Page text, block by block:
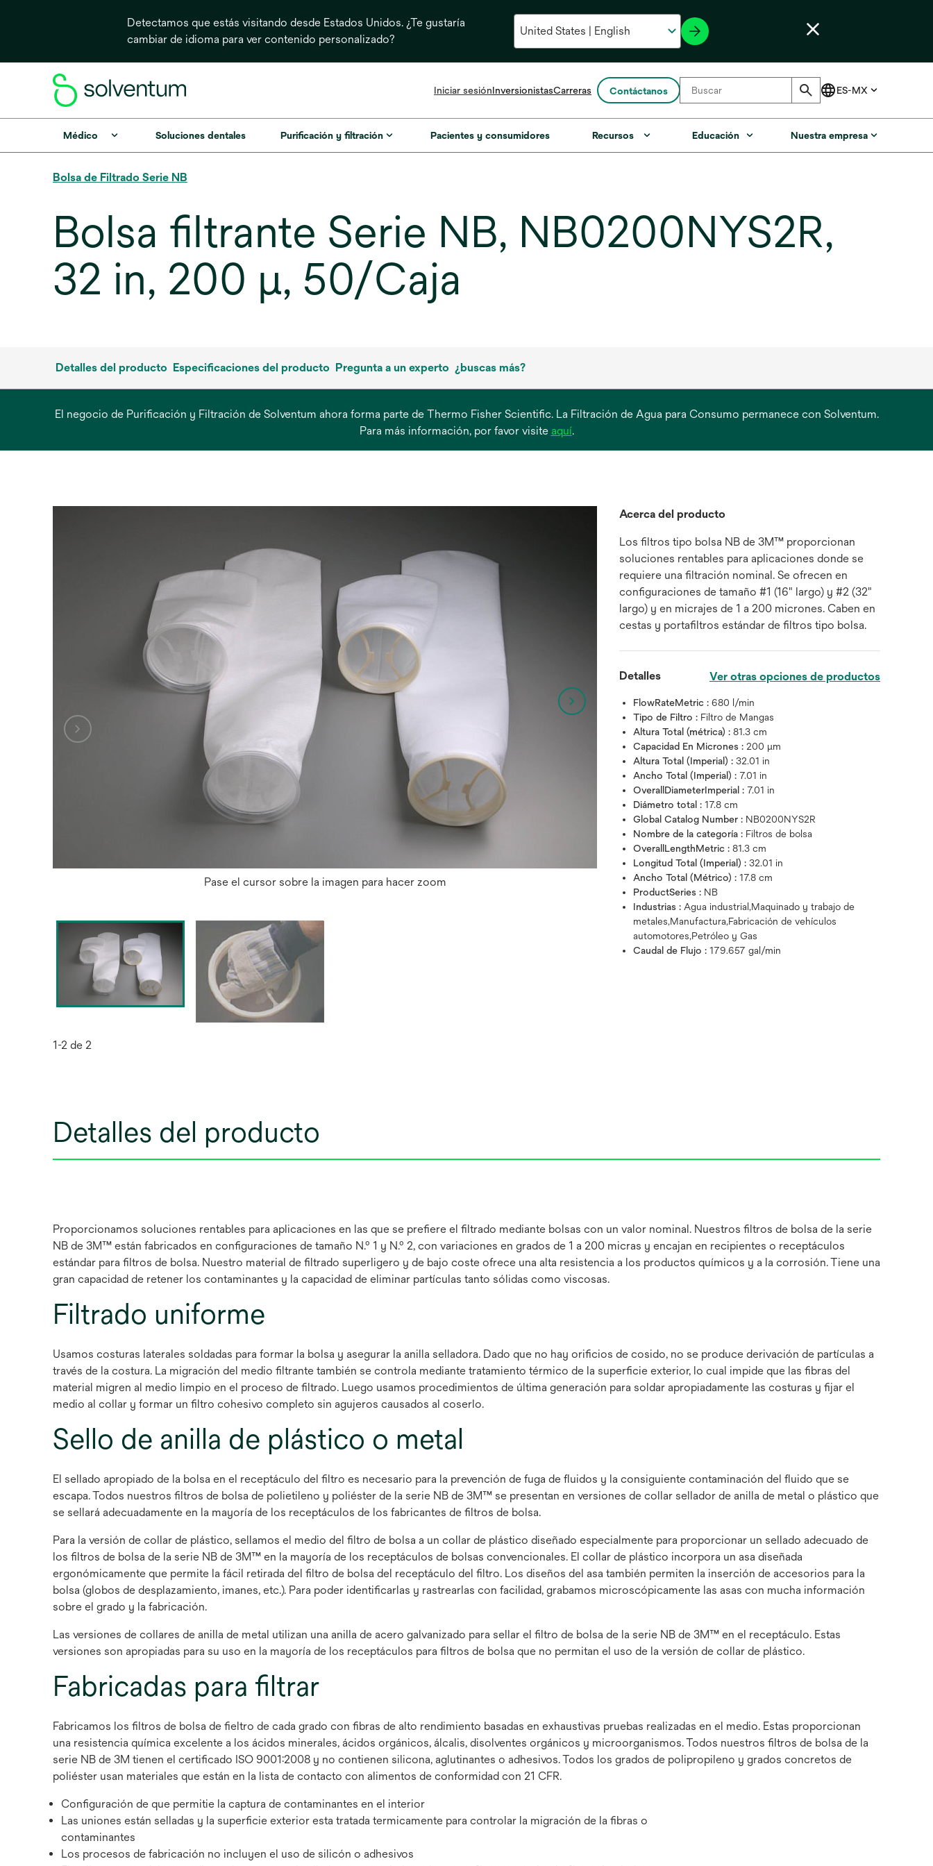
Detectamos que estás visitando desde Estados Unidos. ¿Te gustaría
cambiar de idioma para ver contenido personalizado?
Iniciar sesiónInversionistasse
en
Carreras Contáctanos
Médico Soluciones dentales Purificación y filtración Pacientes y consumidores Recursos Educación Nuestra empresa
Bolsa de Filtrado Serie NB
Bolsa filtrante Serie NB, NB0200NYS2R,
32 in, 200 μ, 50/Caja
Detalles del producto Especificaciones del producto Pregunta a un experto ¿buscas más?
El negocio de Purificación y Filtración de Solventum ahora forma parte de Thermo Fisher Scientific. La Filtración de Agua para Consumo permanece con Solventum.
Para más información, por favor visite aquíse
.
Pase el cursor sobre la imagen para hacer zoom Pase el cursor sobre la imagen para
1-2 de 2
Acerca del producto
Los filtros tipo bolsa NB de 3M™ proporcionan
soluciones rentables para aplicaciones donde se
requiere una filtración nominal. Se ofrecen en
configuraciones de tamaño #1 (16" largo) y #2 (32"
largo) y en micrajes de 1 a 200 micrones. Caben en
cestas y portafiltros estándar de filtros tipo bolsa.
Detalles Ver otras opciones de productos
FlowRateMetric :680 l/min
Tipo de Filtro : Filtro de Mangas
Altura Total (métrica) :81.3 cm
Capacidad En Micrones :200 μm
Altura Total (Imperial) :32.01 in
Ancho Total (Imperial) : 7.01 in
OverallDiameterImperial : 7.01 in
Diámetro total :17.8 cm
Global Catalog Number : NB0200NYS2R
Nombre de la categoría : Filtros de bolsa
OverallLengthMetric :81.3 cm
Longitud Total (Imperial) :32.01 in
Ancho Total (Métrico) :17.8 cm
ProductSeries : NB
Industrias : Agua industrial,Maquinado y trabajo de
metales,Manufactura,Fabricación de vehículos
automotores,Petróleo y Gas
Caudal de Flujo :179.657 gal/min
Detalles del producto
Proporcionamos soluciones rentables para aplicaciones en las que se prefiere el filtrado mediante bolsas con un valor nominal. Nuestros filtros de bolsa de la serie
NB de 3M™ están fabricados en configuraciones de tamaño N.º 1 y N.º 2, con variaciones en grados de 1 a 200 micras y encajan en recipientes o receptáculos
estándar para filtros de bolsa. Nuestro material de filtrado superligero y de bajo coste ofrece una alta resistencia a los productos químicos y a la corrosión. Tiene una
gran capacidad de retener los contaminantes y la capacidad de eliminar partículas tanto sólidas como viscosas.
Filtrado uniforme
Usamos costuras laterales soldadas para formar la bolsa y asegurar la anilla selladora. Dado que no hay orificios de cosido, no se produce derivación de partículas a
través de la costura. La migración del medio filtrante también se controla mediante tratamiento térmico de la superficie exterior, lo cual impide que las fibras del
material migren al medio limpio en el proceso de filtrado. Luego usamos procedimientos de última generación para soldar apropiadamente las costuras y fijar el
medio al collar y formar un filtro cohesivo completo sin agujeros causados al coserlo.
Sello de anilla de plástico o metal
El sellado apropiado de la bolsa en el receptáculo del filtro es necesario para la prevención de fuga de fluidos y la consiguiente contaminación del fluido que se
escapa. Todos nuestros filtros de bolsa de polietileno y poliéster de la serie NB de 3M™ se presentan en versiones de collar sellador de anilla de metal o plástico que
se sellará adecuadamente en la mayoría de los receptáculos de los fabricantes de filtros de bolsa.
Para la versión de collar de plástico, sellamos el medio del filtro de bolsa a un collar de plástico diseñado especialmente para proporcionar un sellado adecuado de
los filtros de bolsa de la serie NB de 3M™ en la mayoría de los receptáculos de bolsas convencionales. El collar de plástico incorpora un asa diseñada
ergonómicamente que permite la fácil retirada del filtro de bolsa del receptáculo del filtro. Los diseños del asa también permiten la inserción de accesorios para la
bolsa (globos de desplazamiento, imanes, etc.). Para poder identificarlas y rastrearlas con facilidad, grabamos microscópicamente las asas con mucha información
sobre el grado y la fabricación.
Las versiones de collares de anilla de metal utilizan una anilla de acero galvanizado para sellar el filtro de bolsa de la serie NB de 3M™ en el receptáculo. Estas
versiones son apropiadas para su uso en la mayoría de los receptáculos para filtros de bolsa que no permitan el uso de la versión de collar de plástico.
Fabricadas para filtrar
Fabricamos los filtros de bolsa de fieltro de cada grado con fibras de alto rendimiento basadas en exhaustivas pruebas realizadas en el medio. Estas proporcionan
una resistencia química excelente a los ácidos minerales, ácidos orgánicos, álcalis, disolventes orgánicos y microorganismos. Todos nuestros filtros de bolsa de la
serie NB de 3M tienen el certificado ISO 9001:2008 y no contienen silicona, aglutinantes o adhesivos. Todos los grados de polipropileno y grados concretos de
poliéster usan materiales que están en la lista de contacto con alimentos de conformidad con 21 CFR.
Configuración de que permitie la captura de contaminantes en el interior
Las uniones están selladas y la superficie exterior esta tratada termicamente para controlar la migración de la fibras o
contaminantes
Los procesos de fabricación no incluyen el uso de silicón o adhesivos